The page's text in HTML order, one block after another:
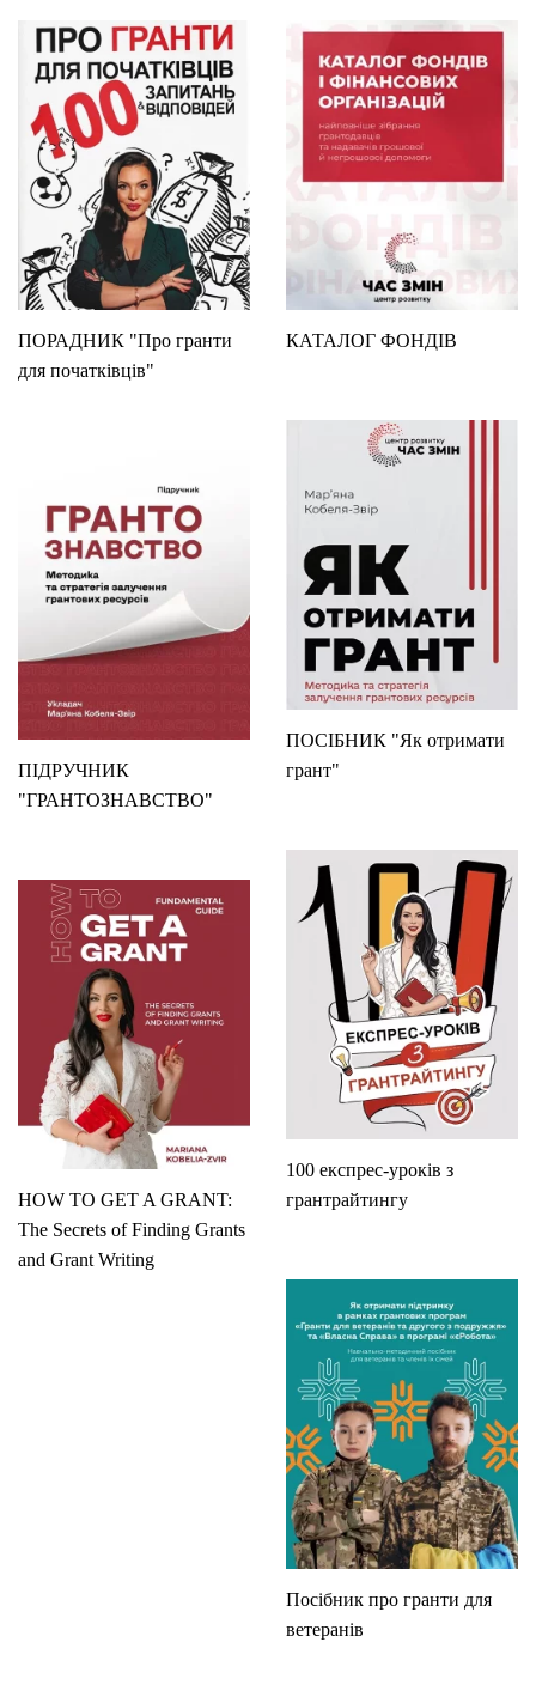
ПОРАДНИК "Про гранти
для початківців"
КАТАЛОГ ФОНДІВ
ПОСІБНИК "Як отримати
грант"
ПІДРУЧНИК
"ГРАНТОЗНАВСТВО"
100 експрес-уроків з
грантрайтингу
HOW TO GET A GRANT:
The Secrets of Finding Grants
and Grant Writing
Посібник про гранти для
ветеранів